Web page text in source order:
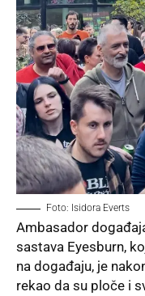
Foto: Isidora Everts
Ambasador
sastava Eyesburn,
na događaju, je
rekao da su ploče i